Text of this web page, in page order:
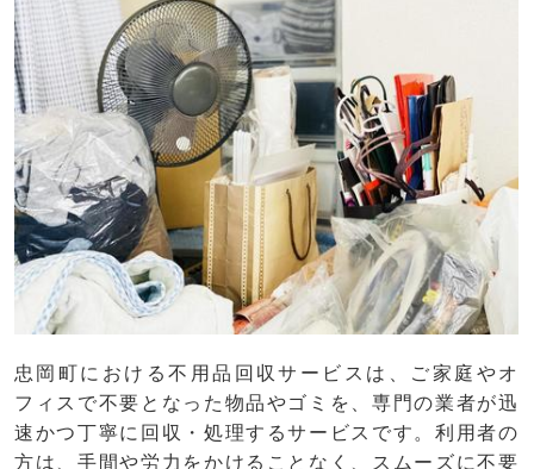
忠岡町における不用品回収サービスは、ご家庭やオ
フィスで不要となった物品やゴミを、専門の業者が迅
速かつ丁寧に回収・処理するサービスです。利用者の
方は、手間や労力をかけることなく、スムーズに不要